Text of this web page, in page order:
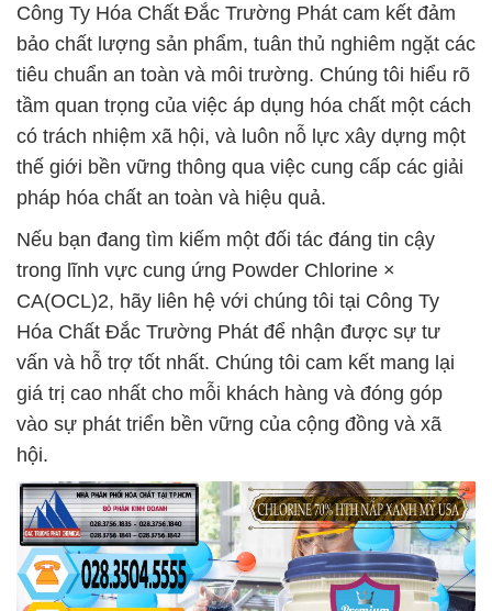
Công Ty Hóa Chất Đắc Trường Phát cam kết đảm
bảo chất lượng sản phẩm, tuân thủ nghiêm ngặt các
tiêu chuẩn an toàn và môi trường. Chúng tôi hiểu rõ
tầm quan trọng của việc áp dụng hóa chất một cách
có trách nhiệm xã hội, và luôn nỗ lực xây dựng một
thế giới bền vững thông qua việc cung cấp các giải
pháp hóa chất an toàn và hiệu quả.
Nếu bạn đang tìm kiếm một đối tác đáng tin cậy
trong lĩnh vực cung ứng Powder Chlorine ×
CA(OCL)2, hãy liên hệ với chúng tôi tại Công Ty
Hóa Chất Đắc Trường Phát để nhận được sự tư
vấn và hỗ trợ tốt nhất. Chúng tôi cam kết mang lại
giá trị cao nhất cho mỗi khách hàng và đóng góp
vào sự phát triển bền vững của cộng đồng và xã
hội.